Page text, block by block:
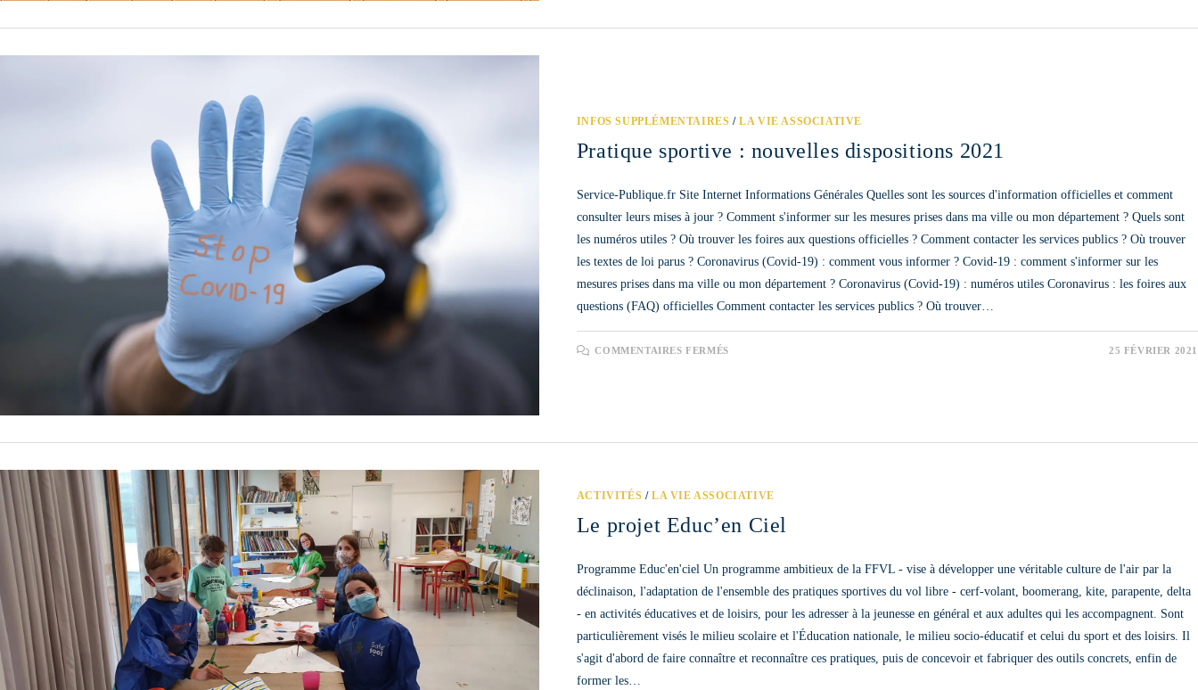
INFOS SUPPLÉMENTAIRES /LA VIE ASSOCIATIVE
Pratique sportive : nouvelles dispositions 2021
Service-Publique.fr Site Internet Informations Générales Quelles sont les sources d'information officielles et comment
consulter leurs mises à jour ? Comment s'informer sur les mesures prises dans ma ville ou mon département ? Quels sont
les numéros utiles ? Où trouver les foires aux questions officielles ? Comment contacter les services publics ? Où trouver
les textes de loi parus ? Coronavirus (Covid-19) : comment vous informer ? Covid-19 : comment s'informer sur les
mesures prises dans ma ville ou mon département ? Coronavirus (Covid-19) : numéros utiles Coronavirus : les foires aux
questions (FAQ) officielles Comment contacter les services publics ? Où trouver…
COMMENTAIRES FERMÉSSUR
25 FÉVRIER 2021
ACTIVITÉS /LA VIE ASSOCIATIVE
Le projet Educ’en Ciel
Programme Educ'en'ciel Un programme ambitieux de la FFVL - vise à développer une véritable culture de l'air par la
déclinaison, l'adaptation de l'ensemble des pratiques sportives du vol libre - cerf-volant, boomerang, kite, parapente, delta
- en activités éducatives et de loisirs, pour les adresser à la jeunesse en général et aux adultes qui les accompagnent. Sont
particulièrement visés le milieu scolaire et l'Éducation nationale, le milieu socio-éducatif et celui du sport et des loisirs. Il
s'agit d'abord de faire connaître et reconnaître ces pratiques, puis de concevoir et fabriquer des outils concrets, enfin de
former les…